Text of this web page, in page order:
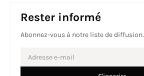
Rester informé
Abonnez-vous à notre liste de diffusion.